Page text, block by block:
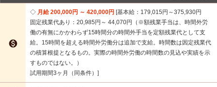

月給 200,000円 ～ 420,000円 基本給：179,015円～375,930円
固定残業代あり：20,985円～ 44,070円（※額残業手当は、時間外労
働の有無にかかわらず15時間分の時間外手当を定額残業代として支
給。15時間を超える時間外労働分は追加で支給。時間数は因定残業代
の積算根提となるもの。実際の時間外労働の時間数の見込や実績を示
すものではない。）
試用期間3ヶ月（同条件）